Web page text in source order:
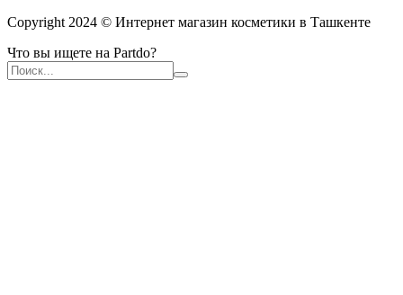
Copyright 2024 © Интернет магазин косметики в Ташкенте
Что вы ищете на Partdo?